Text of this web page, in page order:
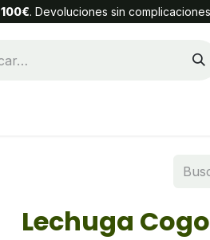
100€. Devoluciones sin
Lechuga